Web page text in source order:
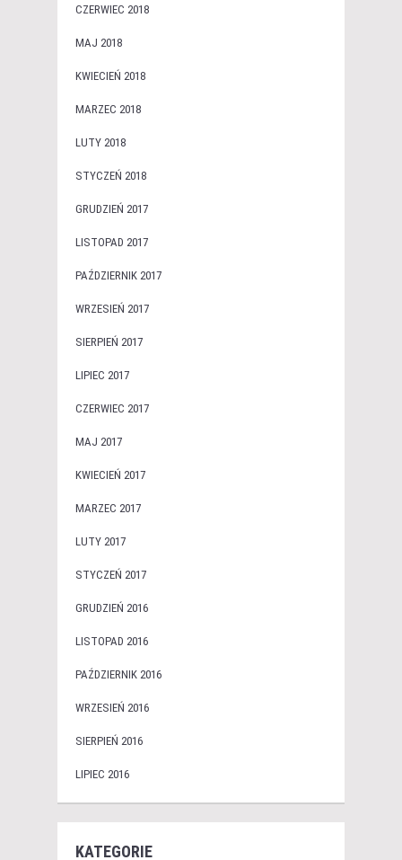
CZERWIEC 2018
MAJ 2018
KWIECIEŃ 2018
MARZEC 2018
LUTY 2018
STYCZEŃ 2018
GRUDZIEŃ 2017
LISTOPAD 2017
PAŹDZIERNIK 2017
WRZESIEŃ 2017
SIERPIEŃ 2017
LIPIEC 2017
CZERWIEC 2017
MAJ 2017
KWIECIEŃ 2017
MARZEC 2017
LUTY 2017
STYCZEŃ 2017
GRUDZIEŃ 2016
LISTOPAD 2016
PAŹDZIERNIK 2016
WRZESIEŃ 2016
SIERPIEŃ 2016
LIPIEC 2016
KATEGORIE